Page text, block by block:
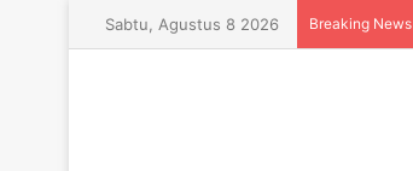
Sabtu, Agustus 8 2026 Breaking News